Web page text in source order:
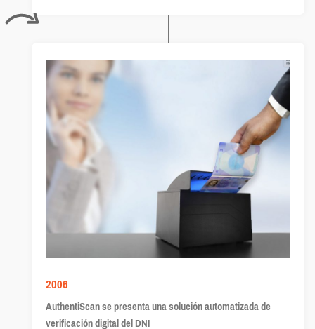
2006
AuthentiScan se presenta una solución automatizada de
verificación digital del DNI